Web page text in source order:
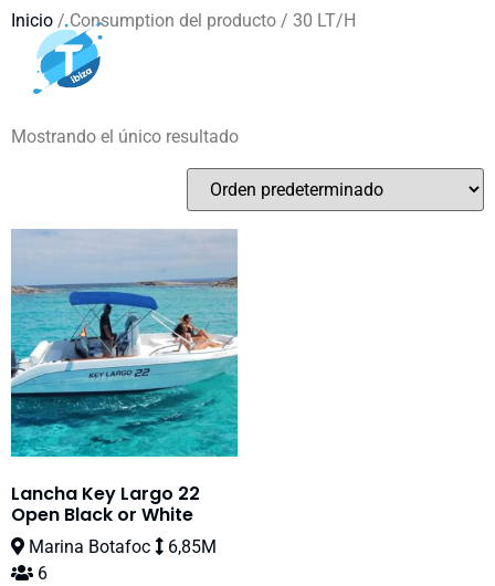
Inicio / Consumption del producto / 30 LT/H
30 LT/H
Mostrando el único resultado
Lancha Key Largo 22
Open Black or White
Marina Botafoc
6,85M
6